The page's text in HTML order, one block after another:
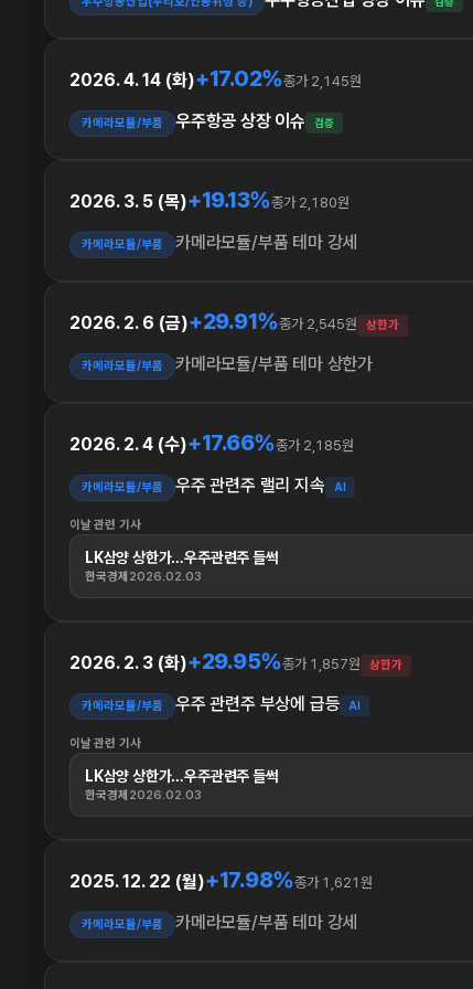
2026. 4. 14 (화)+17.02%종가 2,145원
카메라모듈/부품 우주항공 상장 이슈 검증
2026. 3. 5 (목)+19.13%종가 2,180원
카메라모듈/부품 카메라모듈/부품 테마 강세
2026. 2. 6 (금)+29.91%종가 2,545원 상한가
카메라모듈/부품 카메라모듈/부품 테마 상한가
2026. 2. 4 (수)+17.66%종가 2,185원
카메라모듈/부품 우주 관련주 랠리 지속 AI
이날 관련 기사
LK삼양 상한가…우주관련주 들썩
한국경제 2026.02.03
2026. 2. 3 (화)+29.95%종가 1,857원 상한가
카메라모듈/부품 우주 관련주 부상에 급등 AI
이날 관련 기사
LK삼양 상한가…우주관련주 들썩
한국경제 2026.02.03
2025. 12. 22 (월)+17.98%종가 1,621원
카메라모듈/부품 카메라모듈/부품 테마 강세